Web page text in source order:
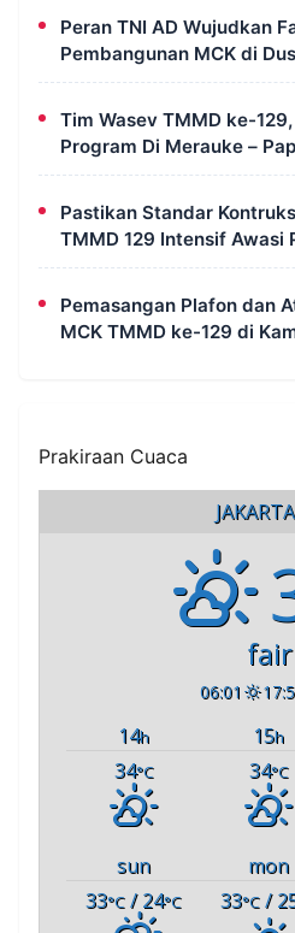
Peran TNI AD Wujudkan
Pembangunan MCK di
Dikerjakan
Tim Wasev TMMD ke-
Program Di Merauke –
Pastikan Standar
TMMD 129 Intensif Awasi
Wanam
Pemasangan Plafon dan
MCK TMMD ke-129 di
Prakiraan Cuaca
fair
06:01
14h 15h
34°C 34°C
sun mon
33°C / 24°C 33°C /